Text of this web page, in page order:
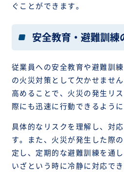
ぐことができます。
安全教育・避難訓練
従業員への安全教育や避難訓
の火災対策として欠かせませ
高めることで、火災の発生リ
際にも迅速に行動できるように
具体的なリスクを理解し、対
す。また、火災が発生した際
定し、定期的な避難訓練を通
いざという時に冷静に対応で